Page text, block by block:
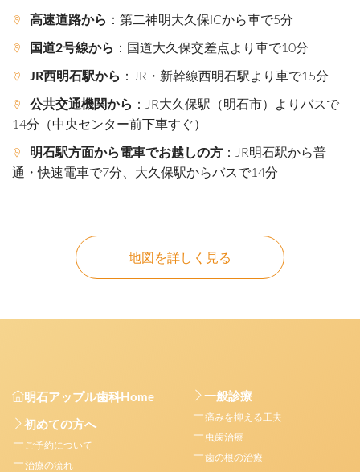
高速道路から ：第二神明大久保ICから車で5分
国道2号線から ：国道大久保交差点より車で10分
JR西明石駅から ：JR・新幹線西明石駅より車で15分
公共交通機関から ：JR大久保駅（明石市）よりバスで
14分（中央センター前下車すぐ）
明石駅方面から電車でお越しの方 ：JR明石駅から普
通・快速電車で7分、大久保駅からバスで14分
地図を詳しく見る
明石アップル歯科Home
初めての方へ
ご予約について
治療の流れ
一般診療
痛みを抑える工夫
虫歯治療
歯の根の治療